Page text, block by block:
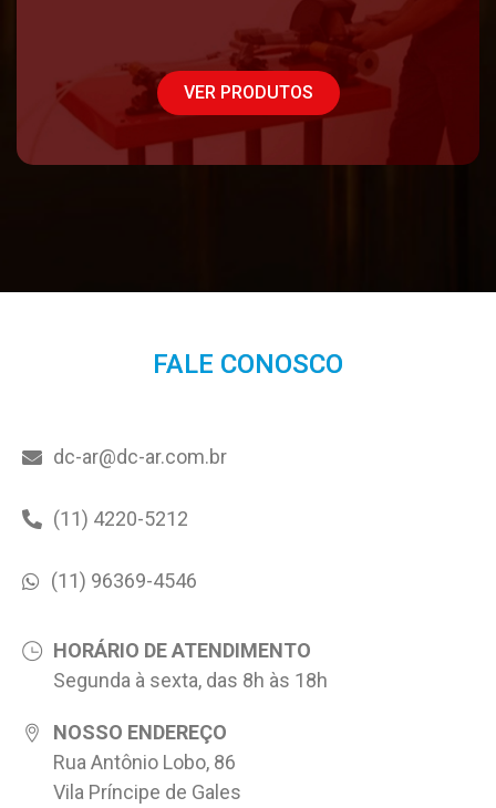
VER PRODUTOS
FALE CONOSCO
dc-ar@dc-ar.com.br
(11) 4220-5212
(11) 96369-4546
HORÁRIO DE ATENDIMENTO
Segunda à sexta, das 8h às 18h
NOSSO ENDEREÇO
Rua Antônio Lobo, 86
Vila Príncipe de Gales